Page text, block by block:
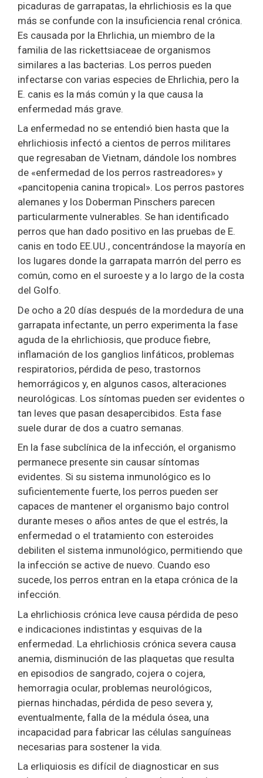
picaduras de garrapatas, la ehrlichiosis es la que
más se confunde con la insuficiencia renal crónica.
Es causada por la Ehrlichia, un miembro de la
familia de las rickettsiaceae de organismos
similares a las bacterias. Los perros pueden
infectarse con varias especies de Ehrlichia, pero la
E. canis es la más común y la que causa la
enfermedad más grave.
La enfermedad no se entendió bien hasta que la
ehrlichiosis infectó a cientos de perros militares
que regresaban de Vietnam, dándole los nombres
de «enfermedad de los perros rastreadores» y
«pancitopenia canina tropical». Los perros pastores
alemanes y los Doberman Pinschers parecen
particularmente vulnerables. Se han identificado
perros que han dado positivo en las pruebas de E.
canis en todo EE.UU., concentrándose la mayoría en
los lugares donde la garrapata marrón del perro es
común, como en el suroeste y a lo largo de la costa
del Golfo.
De ocho a 20 días después de la mordedura de una
garrapata infectante, un perro experimenta la fase
aguda de la ehrlichiosis, que produce fiebre,
inflamación de los ganglios linfáticos, problemas
respiratorios, pérdida de peso, trastornos
hemorrágicos y, en algunos casos, alteraciones
neurológicas. Los síntomas pueden ser evidentes o
tan leves que pasan desapercibidos. Esta fase
suele durar de dos a cuatro semanas.
En la fase subclínica de la infección, el organismo
permanece presente sin causar síntomas
evidentes. Si su sistema inmunológico es lo
suficientemente fuerte, los perros pueden ser
capaces de mantener el organismo bajo control
durante meses o años antes de que el estrés, la
enfermedad o el tratamiento con esteroides
debiliten el sistema inmunológico, permitiendo que
la infección se active de nuevo. Cuando eso
sucede, los perros entran en la etapa crónica de la
infección.
La ehrlichiosis crónica leve causa pérdida de peso
e indicaciones indistintas y esquivas de la
enfermedad. La ehrlichiosis crónica severa causa
anemia, disminución de las plaquetas que resulta
en episodios de sangrado, cojera o cojera,
hemorragia ocular, problemas neurológicos,
piernas hinchadas, pérdida de peso severa y,
eventualmente, falla de la médula ósea, una
incapacidad para fabricar las células sanguíneas
necesarias para sostener la vida.
La erliquiosis es difícil de diagnosticar en sus